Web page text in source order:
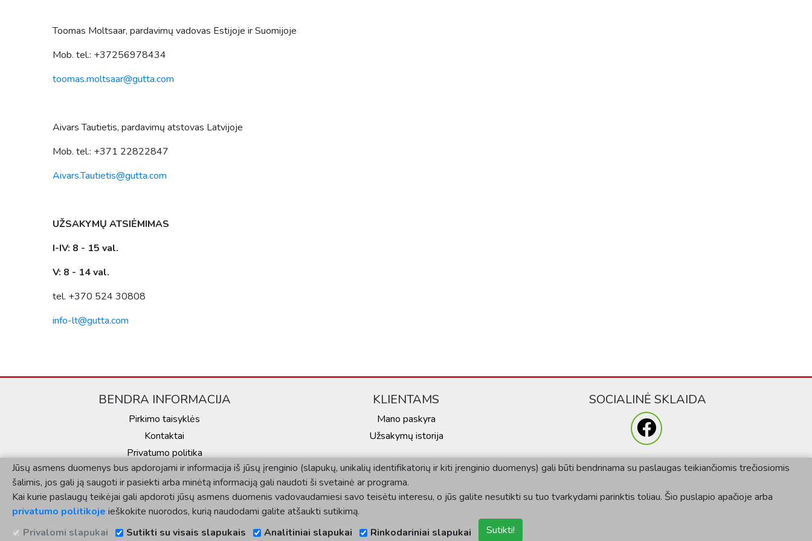
Toomas Moltsaar, pardavimų vadovas Estijoje ir Suomijoje
Mob. tel.: +37256978434
toomas.moltsaar@gutta.com
Aivars Tautietis, pardavimų atstovas Latvijoje
Mob. tel.: +371 22822847
Aivars.Tautietis@gutta.com
UŽSAKYMŲ ATSIĖMIMAS
I-IV: 8 - 15 val.
V: 8 - 14 val.
tel. +370 524 30808
info-lt@gutta.com
BENDRA INFORMACIJA
Pirkimo taisyklės
Kontaktai
Privatumo politika
KLIENTAMS
Mano paskyra
Užsakymų istorija
SOCIALINĖ SKLAIDA
Jūsų asmens duomenys bus apdorojami ir informacija iš jūsų įrenginio (slapukų, unikalių identifikatorių ir kiti įrenginio duomenys) gali būti bendrinama su paslaugas teikiančiomis trečiosiomis
šalimis, jos gali ją saugoti ir pasiekti arba minėtą informaciją gali naudoti ši svetainė ar programa.
Kai kurie paslaugų teikėjai gali apdoroti jūsų asmens duomenis vadovaudamiesi savo teisėtu interesu, o jūs galite nesutikti su tuo tvarkydami parinktis toliau. Šio puslapio apačioje arba
privatumo politikoje ieškokite nuorodos, kurią naudodami galite atšaukti sutikimą.
Privalomi slapukai
Sutikti su visais slapukais Analitiniai slapukai Rinkodariniai slapukai Sutikti!